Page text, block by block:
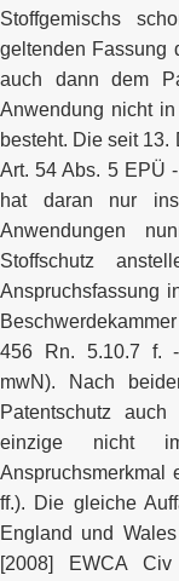
Stoffgemischs
geltenden Fassung
auch dann dem
Anwendung nicht
besteht. Die seit
Art. 54 Abs. 5 EPÜ
hat daran nur
Anwendungen
Stoffschutz
Anspruchsfassung
456 Rn. 5.10.7 f. -
mwN). Nach
Patentschutz
einzige nicht
Anspruchsmerkmal
ff.). Die gleiche
England und
[2008] EWCA